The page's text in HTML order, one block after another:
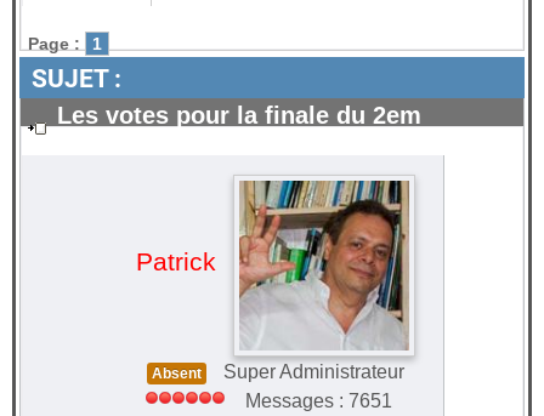
Page : 1
SUJET :
Les votes pour la finale du 2em
Patrick
Absent
Super Administrateur
Messages : 7651